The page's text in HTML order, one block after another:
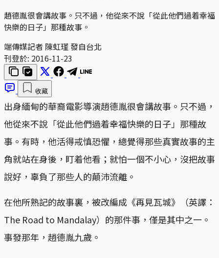
趙德胤很會講故事。只不過，他從來不說「從此他們過着幸福
快樂的日子」那種故事。
端傳媒記者 陳虹瑾 發自台北
刊登於: 2016-11-23
收藏
出身緬甸的華裔電影導演趙德胤很會講故事。只不過，
他從來不說「從此他們過着幸福快樂的日子」那種故
事。有時，他活得戒慎恐懼，總覺得那些真實故事的主
角就站在身後，盯着他看；就怕一個不小心，沒把故事
說好，辜負了那些人的顛沛流離。
在他所熟記的故事裏，被改編成《再見瓦城》（英譯：
The Road to Mandalay）的那件事，僅是其中之一。
事發那年，趙德胤九歲。